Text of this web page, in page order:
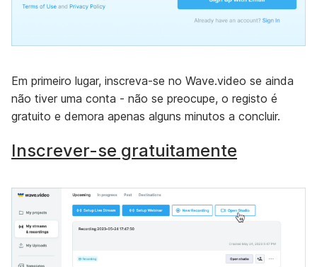
Em primeiro lugar, inscreva-se no Wave.video se ainda
não tiver uma conta - não se preocupe, o registo é
gratuito e demora apenas alguns minutos a concluir.
Inscrever-se gratuitamente